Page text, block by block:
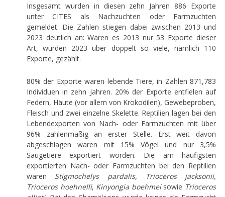
Insgesamt wurden in diesen zehn Jahren 886 Exporte
unter CITES als Nachzuchten oder Farmzuchten
gemeldet. Die Zahlen stiegen dabei zwischen 2013 und
2023 deutlich an: Waren es 2013 nur 53 Exporte dieser
Art, wurden 2023 über doppelt so viele, nämlich 110
Exporte, gezählt.
80% der Exporte waren lebende Tiere, in Zahlen 871,783
Individuen in zehn Jahren. 20% der Exporte entfielen auf
Federn, Häute (vor allem von Krokodilen), Gewebeproben,
Fleisch und zwei einzelne Skelette. Reptilien lagen bei den
Lebendexporten von Nach- oder Farmzuchten mit über
96% zahlenmäßig an erster Stelle. Erst weit davon
abgeschlagen waren mit 15% Vögel und nur 3,5%
Säugetiere exportiert worden. Die am häufigsten
exportierten Nach- oder Farmzuchten bei den Reptilien
waren Stigmochelys pardalis, Trioceros jacksonii,
Trioceros hoehnelli, Kinyongia boehmeisowie Trioceros